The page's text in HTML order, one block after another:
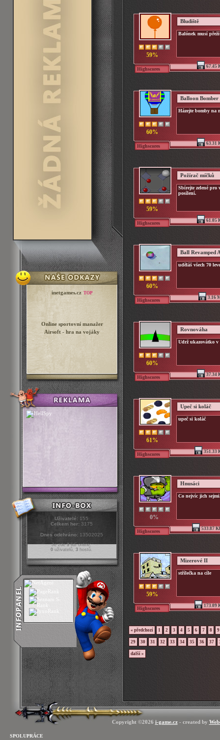
inetgames.cz TOP
Online sportovní manažer
Airsoft - hra na vojáky
Uživatelé: 155
Celkem her:3175
Dnes odehráno:13502025
Je zde3lidí online:
0 uživatelů, 3 hostů.
59%
Bludiště
Balónek musí
Highscores 67.45
60%
Balloon Bomber
Házejte bomby na
Highscores 63.31
59%
Požírač míčků
Sbírejte zelené pro
posílení.
Highscores 61.05
60%
Ball Revamped
uděláš všech 70
Highscores 3.16
60%
Rovnováha
Udrž ukazovátko v
Highscores 37.34
61%
Upeč si koláč
upeč si koláč
Highscores 351.33
0%
Hnusáci
Co nejvíc jich
Highscores 533.87
59%
Mizerové II
střílečka na cíle
Highscores 173.09
« předchozí 1 2 3 4 5 6 7 8 9
29 30 31 32 33 34 35 36 37
další »
Copyright ©2026 i-game.cz- created by
SPOLUPRÁCE